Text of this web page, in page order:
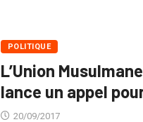
POLITIQUE
L’Union
lance un appel
20/09/2017